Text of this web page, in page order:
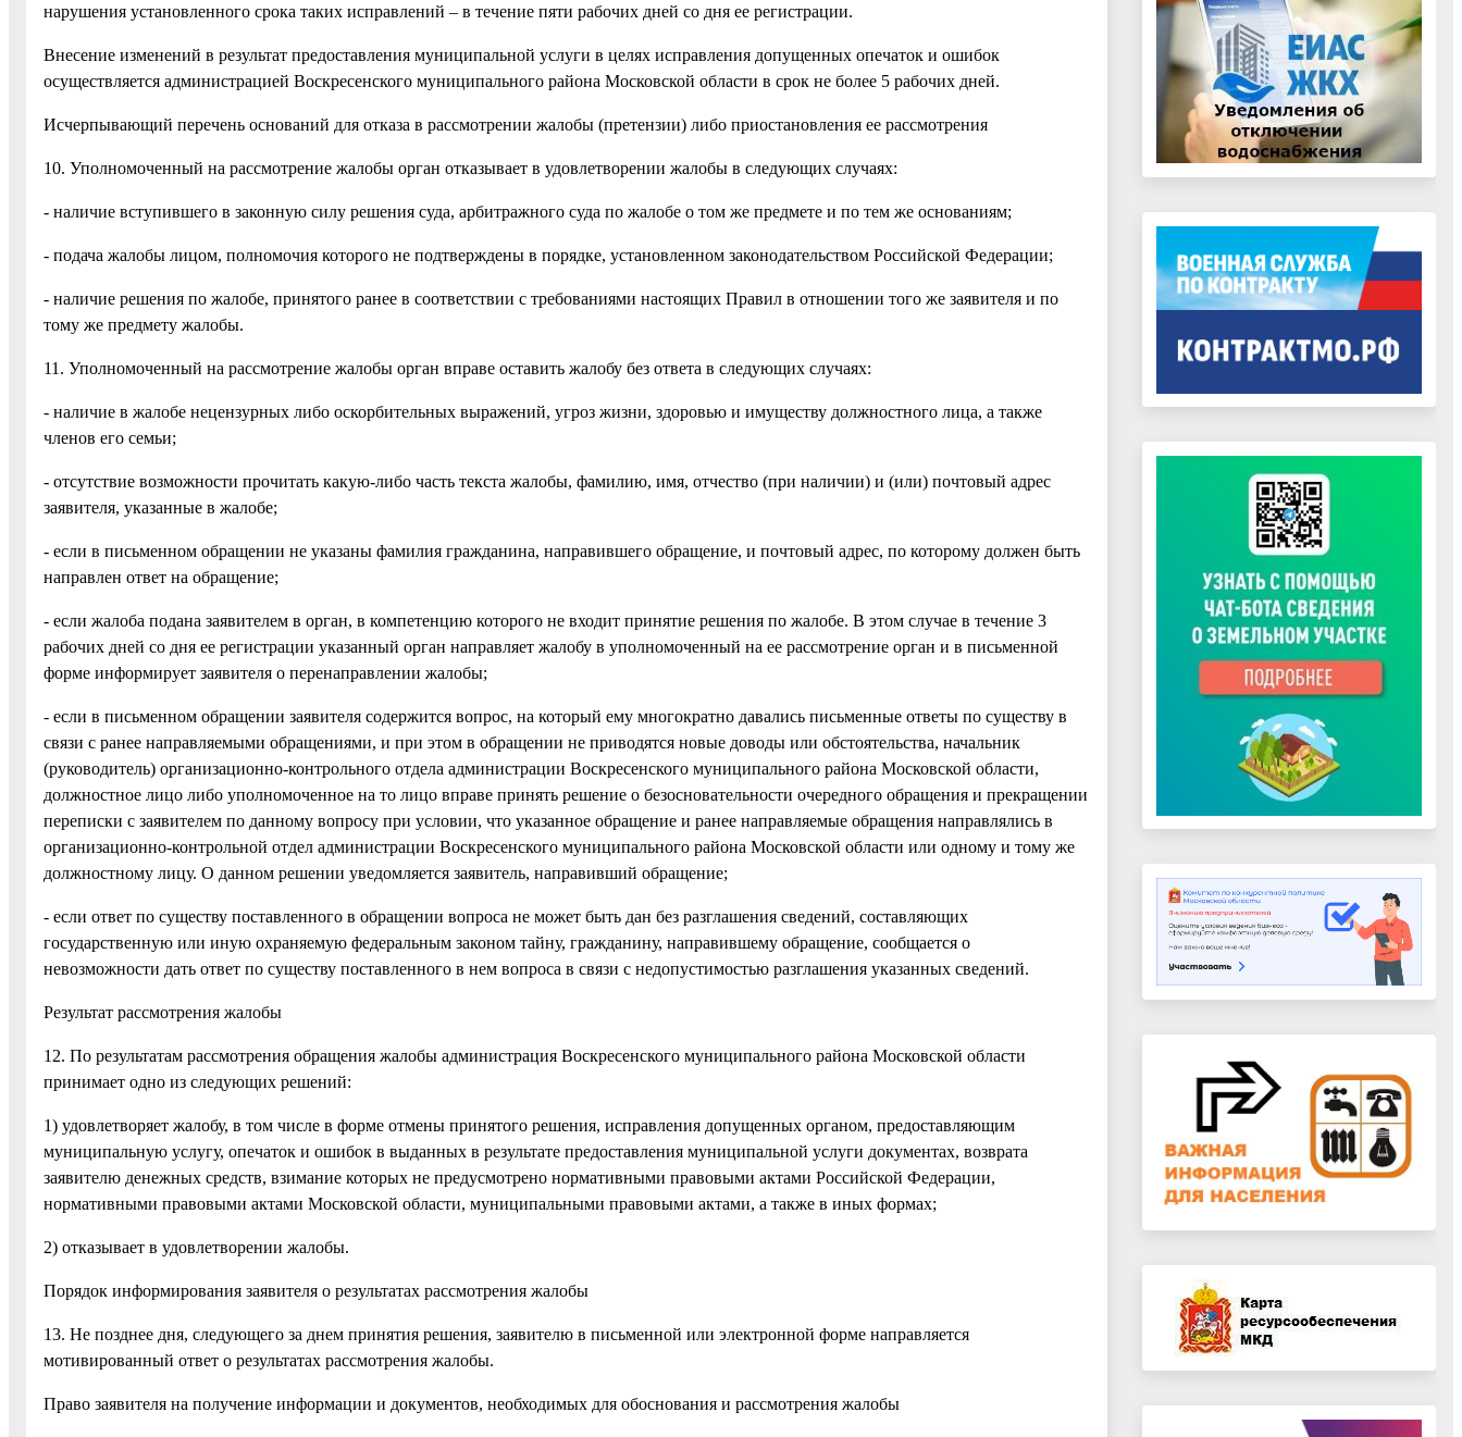
нарушения установленного срока таких исправлений – в течение пяти рабочих дней со дня ее регистрации.
Внесение изменений в результат предоставления муниципальной услуги в целях исправления допущенных опечаток и ошибок
осуществляется администрацией Воскресенского муниципального района Московской области в срок не более 5 рабочих дней.
Исчерпывающий перечень оснований для отказа в рассмотрении жалобы (претензии) либо приостановления ее рассмотрения
10. Уполномоченный на рассмотрение жалобы орган отказывает в удовлетворении жалобы в следующих случаях:
- наличие вступившего в законную силу решения суда, арбитражного суда по жалобе о том же предмете и по тем же основаниям;
- подача жалобы лицом, полномочия которого не подтверждены в порядке, установленном законодательством Российской Федерации;
- наличие решения по жалобе, принятого ранее в соответствии с требованиями настоящих Правил в отношении того же заявителя и по
тому же предмету жалобы.
11. Уполномоченный на рассмотрение жалобы орган вправе оставить жалобу без ответа в следующих случаях:
- наличие в жалобе нецензурных либо оскорбительных выражений, угроз жизни, здоровью и имуществу должностного лица, а также
членов его семьи;
- отсутствие возможности прочитать какую-либо часть текста жалобы, фамилию, имя, отчество (при наличии) и (или) почтовый адрес
заявителя, указанные в жалобе;
- если в письменном обращении не указаны фамилия гражданина, направившего обращение, и почтовый адрес, по которому должен быть
направлен ответ на обращение;
- если жалоба подана заявителем в орган, в компетенцию которого не входит принятие решения по жалобе. В этом случае в течение 3
рабочих дней со дня ее регистрации указанный орган направляет жалобу в уполномоченный на ее рассмотрение орган и в письменной
форме информирует заявителя о перенаправлении жалобы;
- если в письменном обращении заявителя содержится вопрос, на который ему многократно давались письменные ответы по существу в
связи с ранее направляемыми обращениями, и при этом в обращении не приводятся новые доводы или обстоятельства, начальник
(руководитель) организационно-контрольного отдела администрации Воскресенского муниципального района Московской области,
должностное лицо либо уполномоченное на то лицо вправе принять решение о безосновательности очередного обращения и прекращении
переписки с заявителем по данному вопросу при условии, что указанное обращение и ранее направляемые обращения направлялись в
организационно-контрольной отдел администрации Воскресенского муниципального района Московской области или одному и тому же
должностному лицу. О данном решении уведомляется заявитель, направивший обращение;
- если ответ по существу поставленного в обращении вопроса не может быть дан без разглашения сведений, составляющих
государственную или иную охраняемую федеральным законом тайну, гражданину, направившему обращение, сообщается о
невозможности дать ответ по существу поставленного в нем вопроса в связи с недопустимостью разглашения указанных сведений.
Результат рассмотрения жалобы
12. По результатам рассмотрения обращения жалобы администрация Воскресенского муниципального района Московской области
принимает одно из следующих решений:
1) удовлетворяет жалобу, в том числе в форме отмены принятого решения, исправления допущенных органом, предоставляющим
муниципальную услугу, опечаток и ошибок в выданных в результате предоставления муниципальной услуги документах, возврата
заявителю денежных средств, взимание которых не предусмотрено нормативными правовыми актами Российской Федерации,
нормативными правовыми актами Московской области, муниципальными правовыми актами, а также в иных формах;
2) отказывает в удовлетворении жалобы.
Порядок информирования заявителя о результатах рассмотрения жалобы
13. Не позднее дня, следующего за днем принятия решения, заявителю в письменной или электронной форме направляется
мотивированный ответ о результатах рассмотрения жалобы.
Право заявителя на получение информации и документов, необходимых для обоснования и рассмотрения жалобы